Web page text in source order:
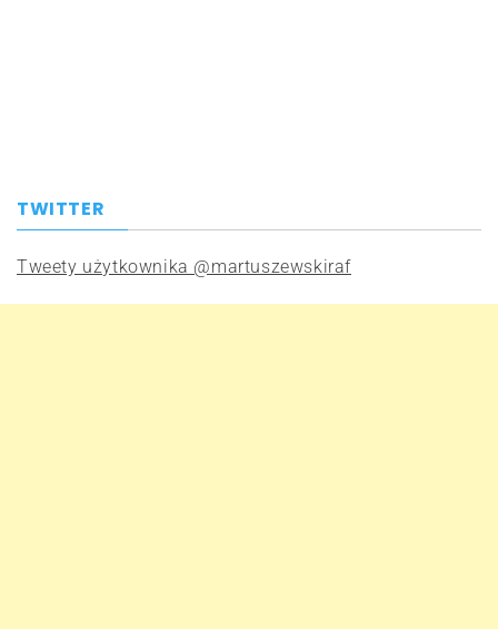
TWITTER
Tweety użytkownika @martuszewskiraf